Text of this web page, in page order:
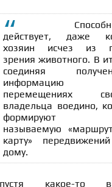
действует, даже
хозяин исчез из
зрения животного. В
соединяя
перемещениях
владельца воедино,
формируют
называемую
карту»
дому.
какое-то